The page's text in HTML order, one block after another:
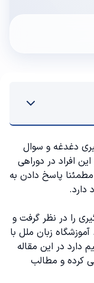
دغدغه و سوال
افراد در دوراهی
پاسخ دادن به
را در نظر گرفت و
آموزشگاه زبان ملل با
در این مقاله
کرده و مطالب